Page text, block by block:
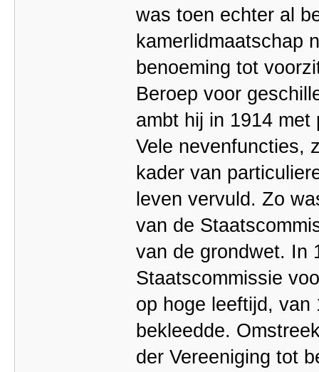
was toen echter al
kamerlidmaatschap
benoeming tot
Beroep voor
ambt hij in 1914 met
Vele nevenfuncties,
kader van
leven vervuld. Zo
van de
van de grondwet. In
Staatscommissie
op hoge leeftijd,
bekleedde.
der Vereeniging tot